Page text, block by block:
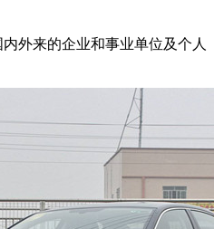
外来的企业和事业单位及个人